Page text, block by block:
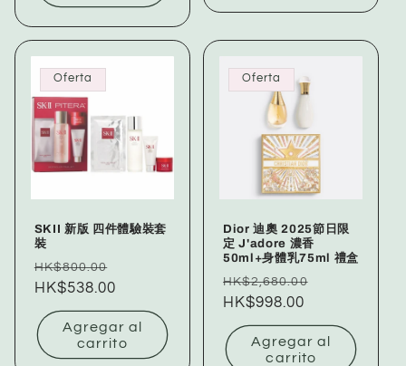
Oferta
SKII 新版 四件體驗裝套
裝
Precio
habitual
HK$800.00
oferta
HK$538.00
Agregar al
carrito
Oferta
Dior 迪奧 2025節日限
定 J'adore 濃香
50ml+身體乳75ml 禮盒
Precio
habitual
HK$2,680.00
oferta
HK$998.00
Agregar al
carrito